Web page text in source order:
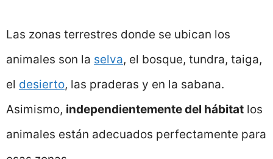
Las zonas terrestres donde se ubican los
animales son la selva, el bosque, tundra, taiga,
el desierto, las praderas y en la sabana.
Asimismo, independientemente del hábitat los
animales están adecuados perfectamente para